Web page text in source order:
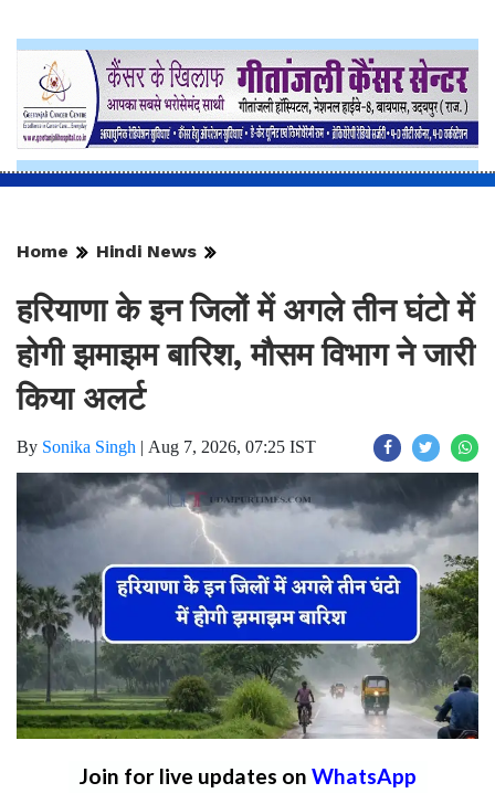
Home Hindi News
हरियाणा के इन जिलों में अगले तीन घंटो में
होगी झमाझम बारिश, मौसम विभाग ने जारी
किया अलर्ट
By Sonika Singh | Aug 7, 2026, 07:25 IST
Join for live updates on WhatsApp